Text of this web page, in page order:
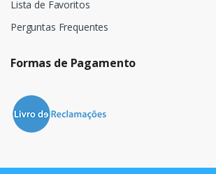
Lista de Favoritos
Perguntas Frequentes
Formas de Pagamento